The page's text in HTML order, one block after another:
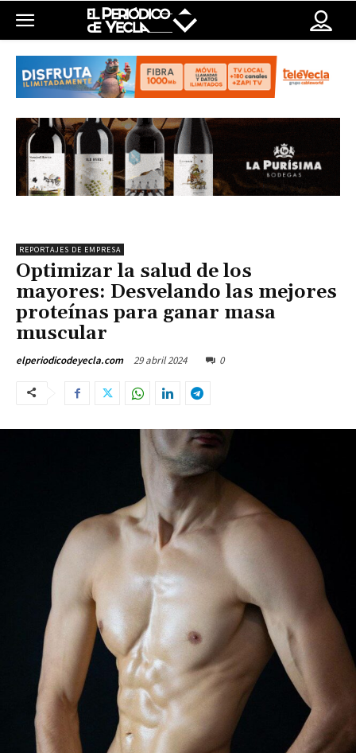
REPORTAJES DE EMPRESA
Optimizar la salud de los
mayores: Desvelando las mejores
proteínas para ganar masa
muscular
elperiodicodeyecla.com 29 abril 2024 0